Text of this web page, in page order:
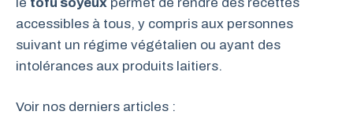
accessibles à tous, y compris aux personnes
suivant un régime végétalien ou ayant des
intolérances aux produits laitiers.
Voir nos derniers articles :